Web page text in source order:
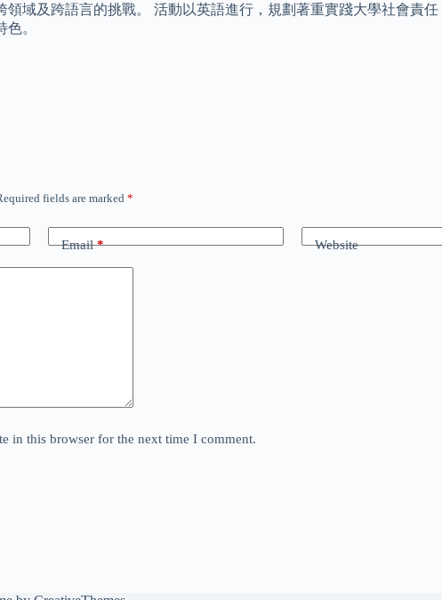
域及跨語言的挑戰。 活動以英語進行，規劃著重實踐大學社會責
。
fields are marked *
Email* Website
in this browser for the next time I comment.